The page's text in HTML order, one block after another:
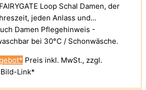
Loop Schal Damen, der
jeden Anlass und...
Damen Pflegehinweis -
bei 30°C / Schonwäsche.
Preis inkl. MwSt., zzgl.
Link*